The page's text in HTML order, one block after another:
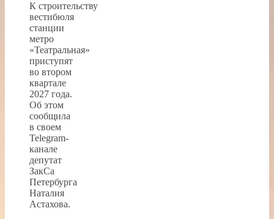
К строительству
вестибюля
станции
метро
«Театральная»
приступят
во втором
квартале
2027 года.
Об этом
сообщила
в своем
Telegram-
канале
депутат
ЗакСа
Петербурга
Наталия
Астахова.